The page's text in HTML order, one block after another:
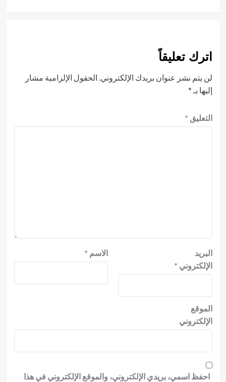
اترك تعليقاً
لن يتم نشر عنوان بريدك الإلكتروني. الحقول الإلزامية مشار
إليها بـ *
التعليق *
الاسم *
البريد
الإلكتروني *
الموقع
الإلكتروني
احفظ اسمي، بريدي الإلكتروني، والموقع الإلكتروني في هذا